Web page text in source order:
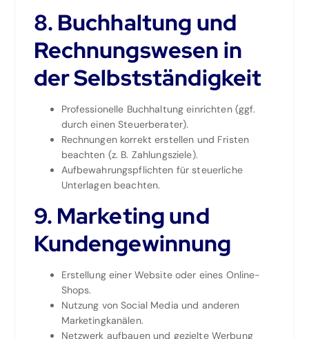
8. Buchhaltung und
Rechnungswesen in
der Selbstständigkeit
Professionelle Buchhaltung einrichten (ggf.
durch einen Steuerberater).
Rechnungen korrekt erstellen und Fristen
beachten (z. B. Zahlungsziele).
Aufbewahrungspflichten für steuerliche
Unterlagen beachten.
9. Marketing und
Kundengewinnung
Erstellung einer Website oder eines Online-
Shops.
Nutzung von Social Media und anderen
Marketingkanälen.
Netzwerk aufbauen und gezielte Werbung